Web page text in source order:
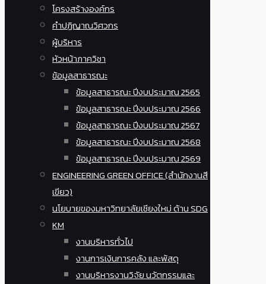
โครงสร้างองค์กร
คำปฏิญาณวิศวกร
ผู้บริหาร
หัวหน้าภาควิชา
ข้อมูลสาธารณะ
ข้อมูลสาธารณะ ปีงบประมาณ 2565
ข้อมูลสาธารณะ ปีงบประมาณ 2566
ข้อมูลสาธารณะ ปีงบประมาณ 2567
ข้อมูลสาธารณะ ปีงบประมาณ 2568
ข้อมูลสาธารณะ ปีงบประมาณ 2569
ENGINEERING GREEN OFFICE (สำนักงานสี
เขียว)
นโยบายของมหาวิทยาลัยเชียงใหม่ ด้าน SDG
KM
งานบริหารทั่วไป
งานการเงินการคลัง และพัสดุ
งานบริหารงานวิจัย นวัตกรรมและ